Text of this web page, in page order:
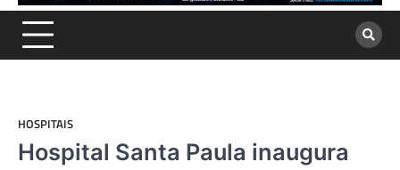
HOSPITAIS
Hospital Santa Paula inaugura